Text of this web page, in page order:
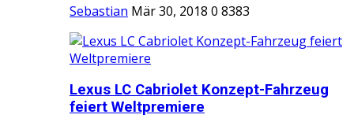
Sebastian Mär 30, 2018 0 8383
Lexus LC Cabriolet Konzept-Fahrzeug
feiert Weltpremiere